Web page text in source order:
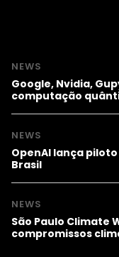
NEWS
Google, Nvidia,
computação
NEWS
OpenAI lança
Brasil
NEWS
São Paulo Climate
compromissos